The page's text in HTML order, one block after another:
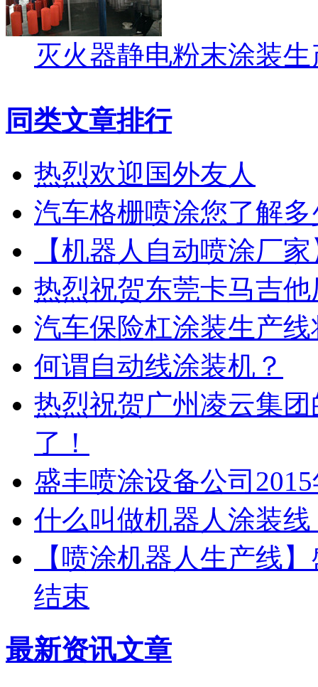
灭火器静电粉末涂装
同类文章排行
热烈欢迎国外友人
汽车格栅喷涂您了解多
【机器人自动喷涂厂
热烈祝贺东莞卡马吉
汽车保险杠涂装生产
何谓自动线涂装机？
热烈祝贺广州凌云集
了！
盛丰喷涂设备公司
什么叫做机器人涂装线
【喷涂机器人生产线
结束
最新资讯文章